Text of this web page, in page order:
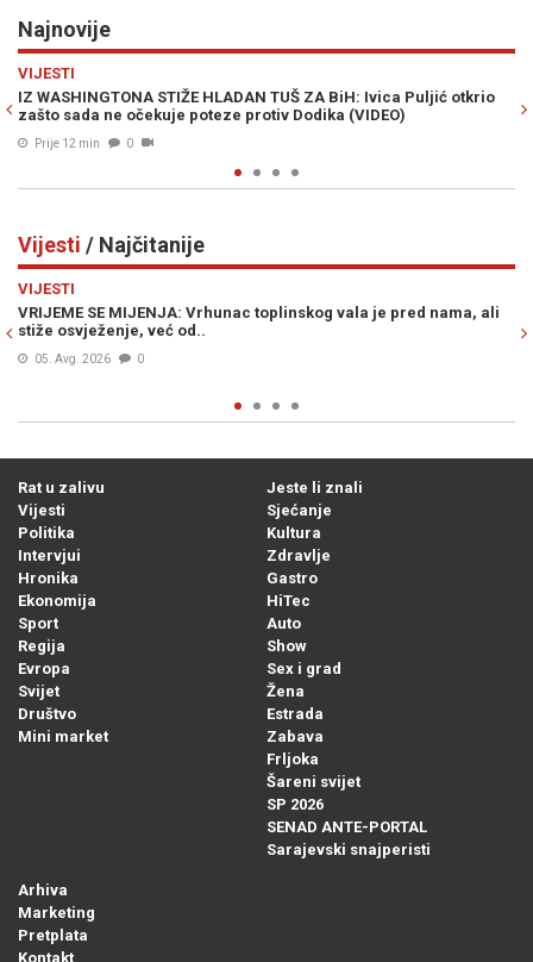
Najnovije
TUŠ ZA BiH: Ivica Puljić otkrio
Dodika (VIDEO)
UPALIO SE ALARM: Supruga
sakoa u Zari
Vijesti / Najčitanije
vala je pred nama, ali
ŠOKANTNE INFORMACIJE OSA-e: U
plaćenih UBICA, čekaju naredbe od...
Rat u zalivu
Vijesti
Politika
Intervjui
Hronika
Ekonomija
Sport
Regija
Evropa
Svijet
Društvo
Mini market
Jeste li znali
Sjećanje
Kultura
Zdravlje
Gastro
HiTec
Auto
Show
Sex i grad
Žena
Estrada
Zabava
Frljoka
Šareni svijet
SP 2026
SENAD ANTE-PORTAL
Sarajevski snajperisti
Arhiva
Marketing
Pretplata
Kontakt